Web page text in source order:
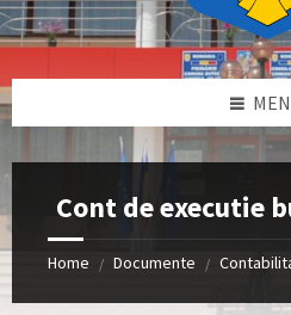
Cont de executie
Home / Documente /